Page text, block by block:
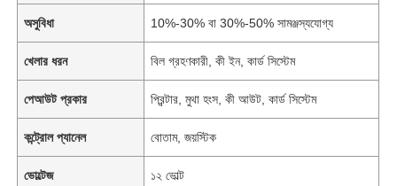
অসুবিধা 10%-30% বা 30%-50% সামঞ্জস্যযোগ্য
খেলার ধরন বিল গ্রহণকারী, কী ইন, কার্ড সিস্টেম
পেআউট প্রকার প্রিন্টার, মুথা হংস, কী আউট, কার্ড সিস্টেম
কন্ট্রোল প্যানেল বোতাম, জয়স্টিক
ভোল্টেজ ১২ ভোল্ট